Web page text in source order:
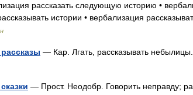
рассказать следующую историю •
истории • вербализация
— Кар. Лгать, рассказывать
— Прост. Неодобр. Говорить неправду;